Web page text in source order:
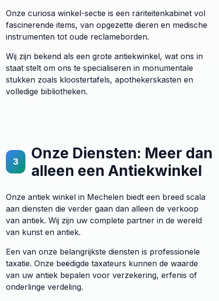
Onze curiosa winkel-sectie is een rariteitenkabinet vol
fascinerende items, van opgezette dieren en medische
instrumenten tot oude reclameborden.
Wij zijn bekend als een grote antiekwinkel, wat ons in
staat stelt om ons te specialiseren in monumentale
stukken zoals kloostertafels, apothekerskasten en
volledige bibliotheken.
3
Onze Diensten: Meer dan
alleen een Antiekwinkel
Onze antiek winkel in Mechelen biedt een breed scala
aan diensten die verder gaan dan alleen de verkoop
van antiek. Wij zijn uw complete partner in de wereld
van kunst en antiek.
Een van onze belangrijkste diensten is professionele
taxatie. Onze beëdigde taxateurs kunnen de waarde
van uw antiek bepalen voor verzekering, erfenis of
onderlinge verdeling.